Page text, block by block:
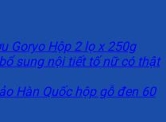
Goryo Hộp 2 lọ x 250g
sung nội tiết tố nữ có thật
Hàn Quốc hộp gỗ đen 60